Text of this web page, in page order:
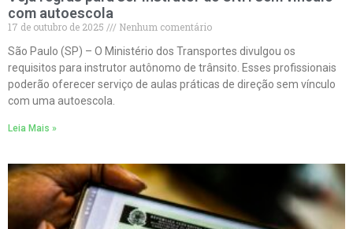
com autoescola
17 de outubro de 2025
Nenhum comentário
São Paulo (SP) – O Ministério dos Transportes divulgou os
requisitos para instrutor autônomo de trânsito. Esses profissionais
poderão oferecer serviço de aulas práticas de direção sem vínculo
com uma autoescola.
Leia Mais »